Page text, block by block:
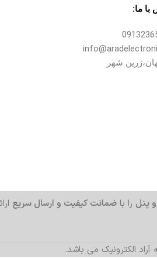
با ما:
شهر
را با ضمانت کیفیت و ارسال سریع
الکترونیک می باشد.